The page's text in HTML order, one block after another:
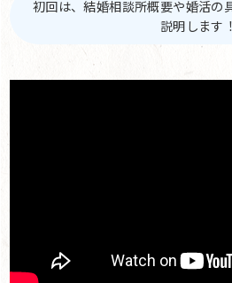
初回は、結婚相談所概要や婚活の
説明します！